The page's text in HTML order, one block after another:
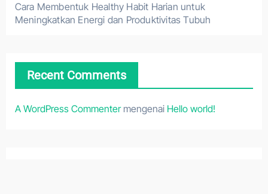
Cara Membentuk Healthy Habit Harian untuk
Meningkatkan Energi dan Produktivitas Tubuh
Recent Comments
A WordPress Commentermengenai Hello world!